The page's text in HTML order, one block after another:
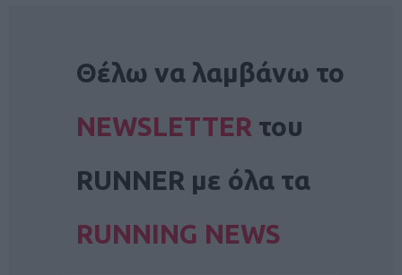
Θέλω να λαμβάνω το
NEWSLETTER του
RUNNER με όλα τα
RUNNING NEWS